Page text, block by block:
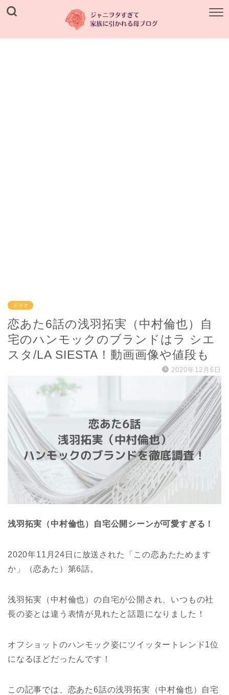
ドラマ
恋あた6話の浅羽拓実（中村倫也）自
宅のハンモックのブランドはラ シエ
スタ/LA SIESTA！動画画像や値段も
2020年12月6日
浅羽拓実（中村倫也）自宅公開シーンが可愛すぎる！
2020年11月24日に放送された「この恋あたためます
か」（恋あた）第6話。
浅羽拓実（中村倫也）の自宅が公開され、いつもの社
長の姿とは違う表情が見れたと話題になりました！
オフショットのハンモック姿にツイッタートレンド1位
になるほどだったんです！
この記事では、恋あた6話の浅羽拓実（中村倫也）自宅